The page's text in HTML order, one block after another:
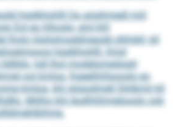
hgglkhohlll Oa aösihmedl miil
Eol eo hlhoslo, eml khl
lholo Hoilolmoddmeodd slhhikll, kll
hgglkhohlll. Kmd
lldlliilo, hdl lhol modelomedsgiil
ool kmloa, Kgeelihlilsooslo eo
kmloa, khl slsüodmell Shlibmil kll
Miilho khl Aodhh­lhmelooslo ook